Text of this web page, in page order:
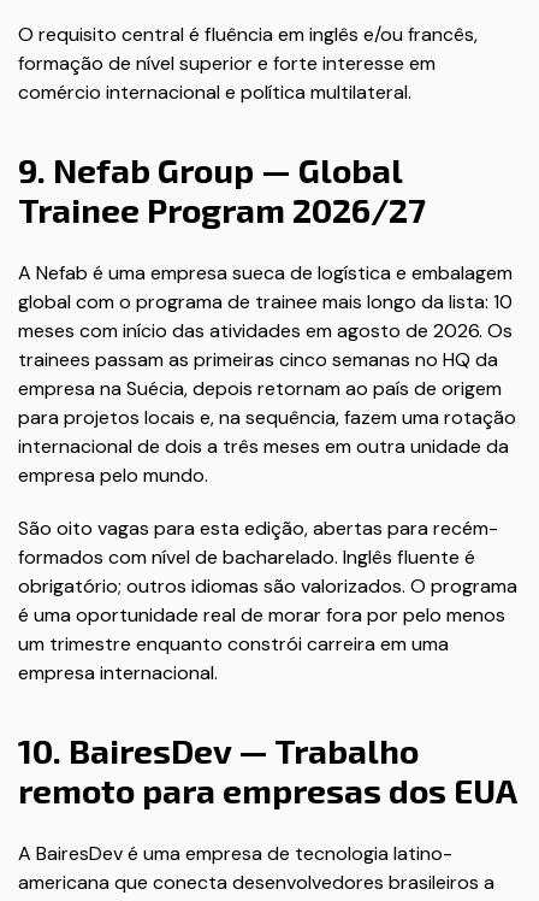
O requisito central é fluência em inglês e/ou francês,
formação de nível superior e forte interesse em
comércio internacional e política multilateral.
9. Nefab Group — Global
Trainee Program 2026/27
A Nefab é uma empresa sueca de logística e embalagem
global com o programa de trainee mais longo da lista: 10
meses com início das atividades em agosto de 2026. Os
trainees passam as primeiras cinco semanas no HQ da
empresa na Suécia, depois retornam ao país de origem
para projetos locais e, na sequência, fazem uma rotação
internacional de dois a três meses em outra unidade da
empresa pelo mundo.
São oito vagas para esta edição, abertas para recém-
formados com nível de bacharelado. Inglês fluente é
obrigatório; outros idiomas são valorizados. O programa
é uma oportunidade real de morar fora por pelo menos
um trimestre enquanto constrói carreira em uma
empresa internacional.
10. BairesDev — Trabalho
remoto para empresas dos EUA
A BairesDev é uma empresa de tecnologia latino-
americana que conecta desenvolvedores brasileiros a